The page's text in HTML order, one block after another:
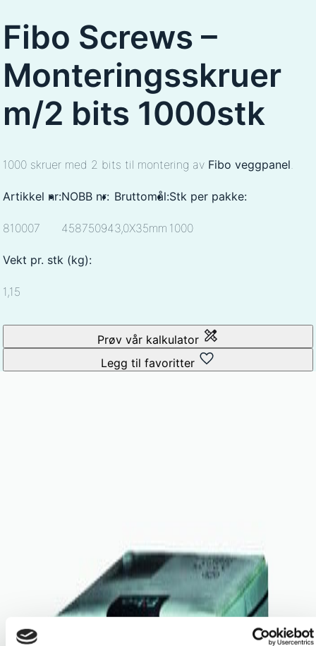
Fibo Screws –
Monteringsskruer
m/2 bits 1000stk
1000 skruer med 2 bits til montering av Fibo veggpanel
Artikkel nr:
810007
NOBB nr:
45875094
Bruttomål:
3,0X35mm
Stk per pakke:
1000
Vekt pr. stk (kg):
1,15
Prøv vår kalkulator
Legg til favoritter